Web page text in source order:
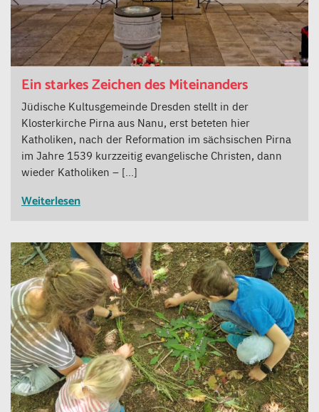
Ein starkes Zeichen des Miteinanders
Jüdische Kultusgemeinde Dresden stellt in der
Klosterkirche Pirna aus Nanu, erst beteten hier
Katholiken, nach der Reformation im sächsischen Pirna
im Jahre 1539 kurzzeitig evangelische Christen, dann
wieder Katholiken – […]
Weiterlesen